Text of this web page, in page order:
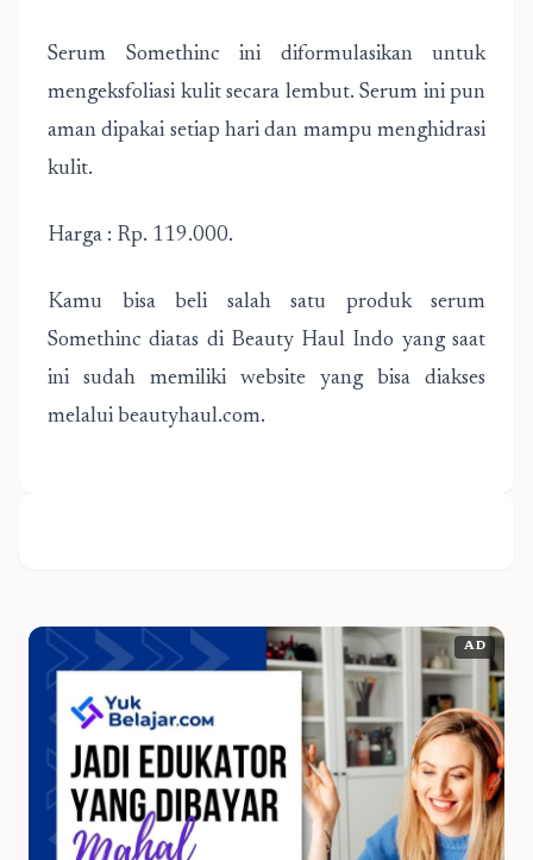
Serum Somethinc ini diformulasikan untuk
mengeksfoliasi kulit secara lembut. Serum ini pun
aman dipakai setiap hari dan mampu menghidrasi
kulit.
Harga : Rp. 119.000.
Kamu bisa beli salah satu produk serum
Somethinc diatas di Beauty Haul Indo yang saat
ini sudah memiliki website yang bisa diakses
melalui beautyhaul.com.
AD